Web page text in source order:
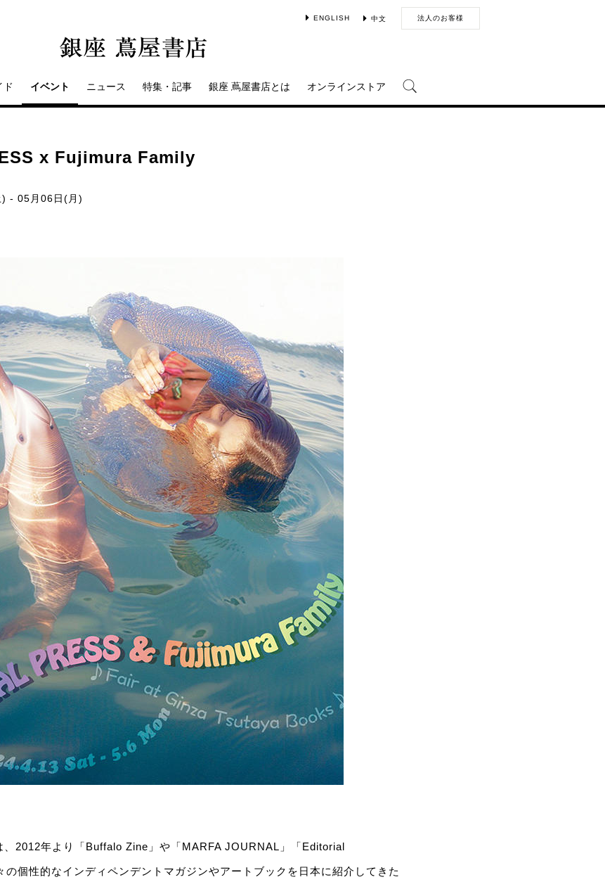
ENGLISH 中文 法人のお客様
ド イベント ニュース 特集・記事 銀座 蔦屋書店とは オンラインストア
x Fujimura Family
- 05月06日(月)
、2012年より「Buffalo Zine」や「MARFA JOURNAL」「Editorial
個性的なインディペンデントマガジンやアートブックを日本に紹介してきた